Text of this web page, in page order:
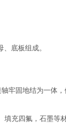
、底板组成。
接轴牢固地结为一
充四氟，石墨等材料